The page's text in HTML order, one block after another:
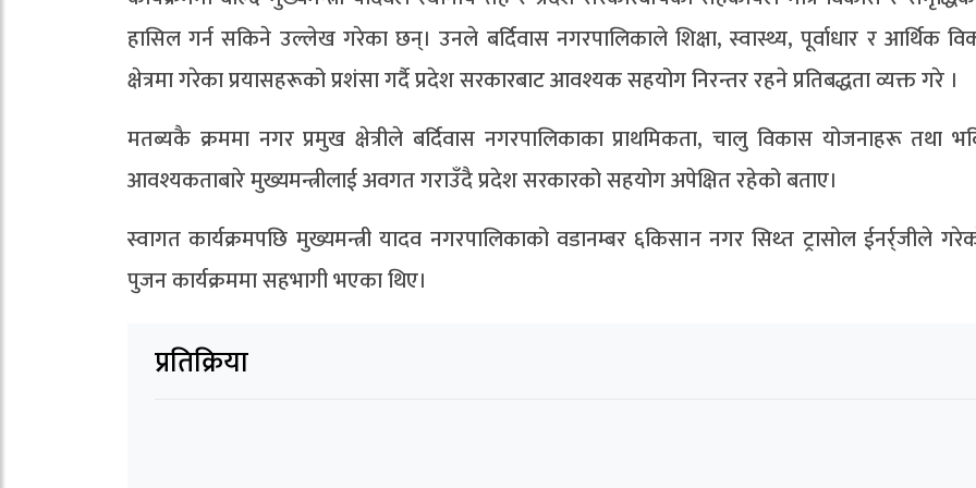
हासिल गर्न सकिने उल्लेख गरेका छन्। उनले बर्दिवास नगरपालिकाले शिक्षा, स्वास्थ्य, पूर्वाधार र आर्थिक
क्षेत्रमा गरेका प्रयासहरूको प्रशंसा गर्दै प्रदेश सरकारबाट आवश्यक सहयोग निरन्तर रहने प्रतिबद्धता व्यक्त गरे ।
मतब्यकै क्रममा नगर प्रमुख क्षेत्रीले बर्दिवास नगरपालिकाका प्राथमिकता, चालु विकास योजनाहरू तथा
आवश्यकताबारे मुख्यमन्त्रीलाई अवगत गराउँदै प्रदेश सरकारको सहयोग अपेक्षित रहेको बताए।
स्वागत कार्यक्रमपछि मुख्यमन्त्री यादव नगरपालिकाको वडानम्बर ६किसान नगर सिथ्त ट्रासोल ईनर्र्जीले
पुजन कार्यक्रममा सहभागी भएका थिए।
प्रतिक्रिया